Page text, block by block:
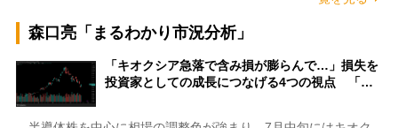
森口亮「まるわかり市況分析」
「キオクシア急落で含み損が膨らんで…」損失を
投資家としての成長につなげる4つの視点 「…